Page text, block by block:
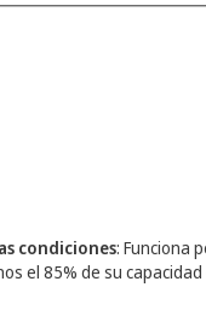
condiciones: Funciona
el 85% de su